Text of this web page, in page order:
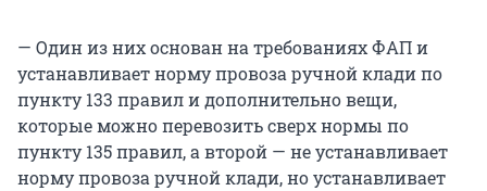
— Один из них основан на требованиях ФАП и
устанавливает норму провоза ручной клади по
пункту 133 правил и дополнительно вещи,
которые можно перевозить сверх нормы по
пункту 135 правил, а второй — не устанавливает
норму провоза ручной клади, но устанавливает